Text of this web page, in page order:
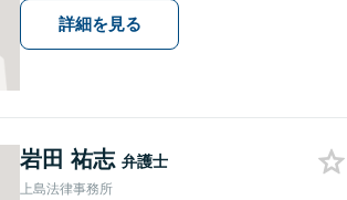
詳細を見る
岩田 祐志 弁護士
上島法律事務所